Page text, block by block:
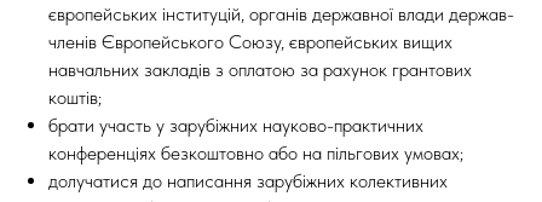
європейських інституцій, органів державної влади держав-
членів Європейського Союзу, європейських вищих
навчальних закладів з оплатою за рахунок грантових
коштів;
брати участь у зарубіжних науково-практичних
конференціях безкоштовно або на пільгових умовах;
долучатися до написання зарубіжних колективних